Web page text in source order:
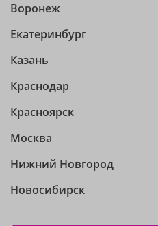
Воронеж
Екатеринбург
Казань
Краснодар
Красноярск
Москва
Нижний Новгород
Новосибирск